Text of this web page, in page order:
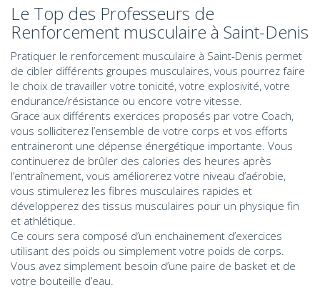
Le Top des Professeurs de
Renforcement musculaire à Saint-Denis
Pratiquer le renforcement musculaire à Saint-Denis permet
de cibler différents groupes musculaires, vous pourrez faire
le choix de travailler votre tonicité, votre explosivité, votre
endurance/résistance ou encore votre vitesse.
Grace aux différents exercices proposés par votre Coach,
vous solliciterez l’ensemble de votre corps et vos efforts
entraineront une dépense énergétique importante. Vous
continuerez de brûler des calories des heures après
l’entraînement, vous améliorerez votre niveau d’aérobie,
vous stimulerez les fibres musculaires rapides et
développerez des tissus musculaires pour un physique fin
et athlétique.
Ce cours sera composé d’un enchainement d’exercices
utilisant des poids ou simplement votre poids de corps.
Vous avez simplement besoin d’une paire de basket et de
votre bouteille d’eau.